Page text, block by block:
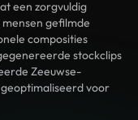
een zorgvuldig
gefilmde
composities
stockclips
Zeeuwse-
voor